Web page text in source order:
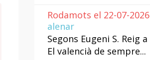
Rodamots el 22-07-2026
alenar
Segons Eugeni S. Reig a
El valencià de sempre...